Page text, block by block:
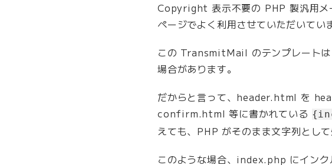
高
さ
可
変
す
る
”
の
Copyright 表示不要の PHP 製汎用メ
ページでよく利用させていただいてい
この TransmitMail のテンプレート
場合があります。
だからと言って、header.html を
confirm.html 等に書かれている
えても、PHP がそのまま文字列として
このような場合、index.php にインク